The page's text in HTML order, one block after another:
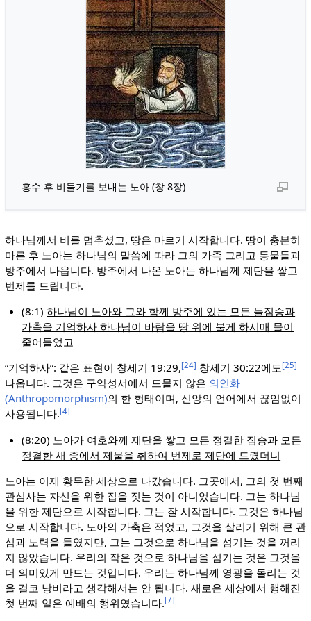
홍수 후 비둘기를 보내는 노아 (창 8장)
하나님께서 비를 멈추셨고, 땅은 마르기 시작합니다. 땅이 충분히
마른 후 노아는 하나님의 말씀에 따라 그의 가족 그리고 동물들과
방주에서 나옵니다. 방주에서 나온 노아는 하나님께 제단을 쌓고
번제를 드립니다.
(8:1)하나님이 노아와 그와 함께 방주에 있는 모든 들짐승과
가축을 기억하사 하나님이 바람을 땅 위에 불게 하시매 물이
줄어들었고
“기억하사”: 같은 표현이 창세기 19:29,[24] 창세기 30:22에도[25]
나옵니다. 그것은 구약성서에서 드물지 않은 의인화
(Anthropomorphism)의 한 형태이며, 신앙의 언어에서 끊임없이
사용됩니다.[4]
(8:20) 노아가 여호와께 제단을 쌓고 모든 정결한 짐승과 모든
정결한 새 중에서 제물을 취하여 번제로 제단에 드렸더니
노아는 이제 황무한 세상으로 나갔습니다. 그곳에서, 그의 첫 번째
관심사는 자신을 위한 집을 짓는 것이 아니었습니다. 그는 하나님
을 위한 제단으로 시작합니다. 그는 잘 시작합니다. 그것은 하나님
으로 시작합니다. 노아의 가축은 적었고, 그것을 살리기 위해 큰 관
심과 노력을 들였지만, 그는 그것으로 하나님을 섬기는 것을 꺼리
지 않았습니다. 우리의 작은 것으로 하나님을 섬기는 것은 그것을
더 의미있게 만드는 것입니다. 우리는 하나님께 영광을 돌리는 것
을 결코 낭비라고 생각해서는 안 됩니다. 새로운 세상에서 행해진
첫 번째 일은 예배의 행위였습니다.[7]